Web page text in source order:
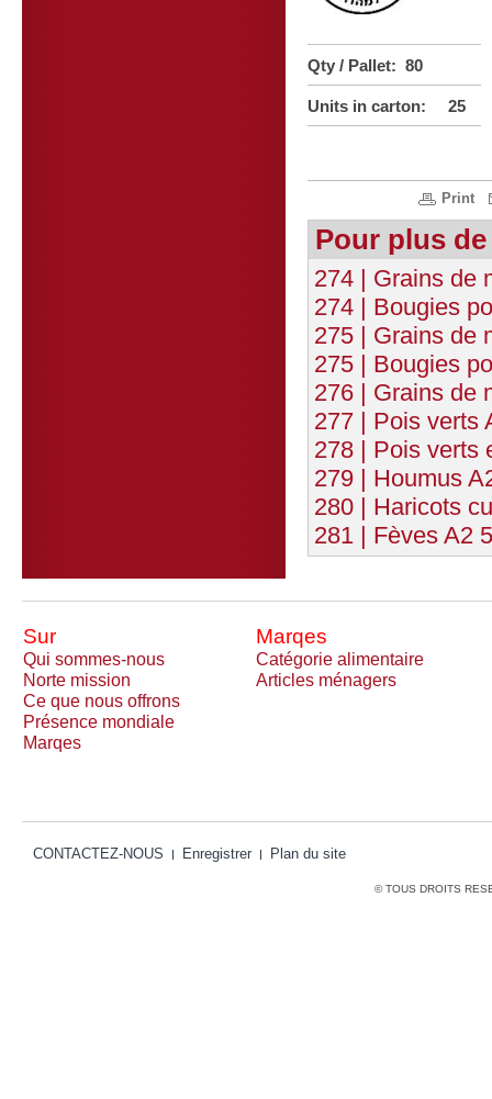
Qty / Pallet: 80
Units in carton: 25
Print
Pour plus
274 | Grains de
274 | Bougies
275 | Grains de
275 | Bougies
276 | Grains de
277 | Pois verts
278 | Pois verts
279 | Houmus
280 | Haricots
281 | Fèves A2
Sur Marqes
Qui sommes-nous
Catégorie alimentaire
Norte mission
Articles ménagers
Ce que nous offrons
Présence mondiale
Marqes
CONTACTEZ-NOUS Enregistrer Plan du site
© TOUS DROITS